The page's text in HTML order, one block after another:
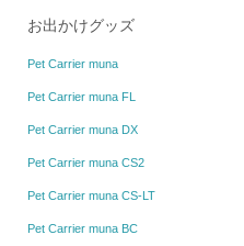
お出かけグッズ
Pet Carrier muna
Pet Carrier muna FL
Pet Carrier muna DX
Pet Carrier muna CS2
Pet Carrier muna CS-LT
Pet Carrier muna BC